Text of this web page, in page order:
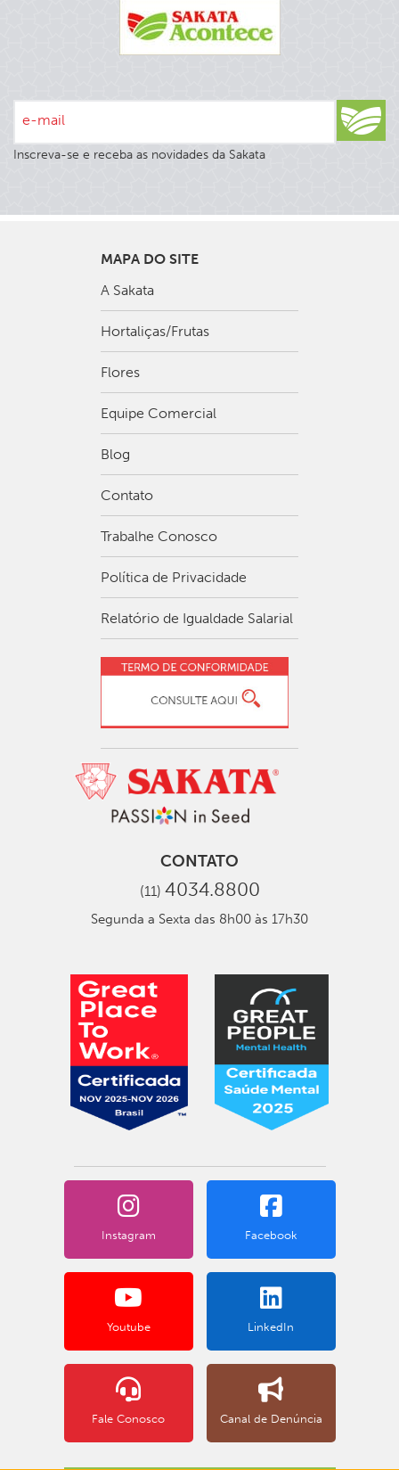
e-mail
Inscreva-se e receba as novidades da Sakata
MAPA DO SITE
A Sakata
Hortaliças/Frutas
Flores
Equipe Comercial
Blog
Contato
Trabalhe Conosco
Política de Privacidade
Relatório de Igualdade Salarial
CONTATO
(11) 4034.8800
Segunda a Sexta das 8h00 às 17h30
Instagram Facebook
Youtube LinkedIn
Fale Conosco Canal de Denúncia